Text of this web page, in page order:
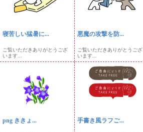
寝苦しい猛暑に...
ご覧いただきありがとうござ
います...
悪魔の攻撃を防...
ご覧いただきありがとうござ
います...
png ききょ... 手書き風ラフご...